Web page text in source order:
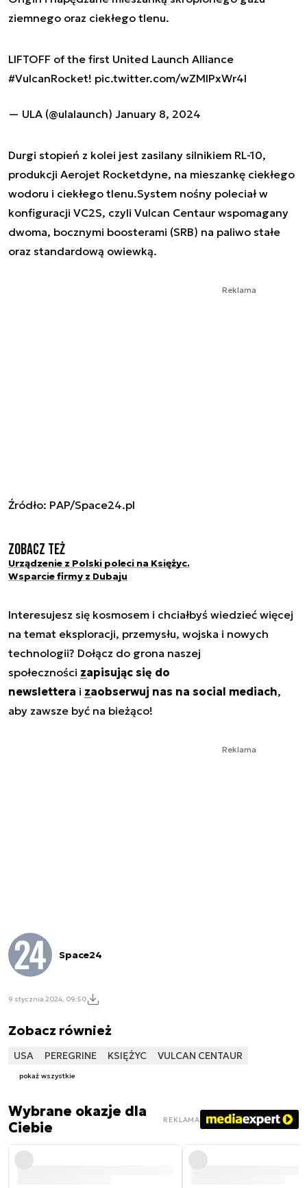
ziemnego oraz ciekłego tlenu.
LIFTOFF of the first United Launch Alliance
#VulcanRocket! pic.twitter.com/wZMlPxWr4l
— ULA (@ulalaunch) January 8, 2024
Durgi stopień z kolei jest zasilany silnikiem RL-10,
produkcji Aerojet Rocketdyne, na mieszankę ciekłego
wodoru i ciekłego tlenu.System nośny poleciał w
konfiguracji VC2S, czyli Vulcan Centaur wspomagany
dwoma, bocznymi boosterami (SRB) na paliwo stałe
oraz standardową owiewką.
Reklama
Źródło: PAP/Space24.pl
Zobacz też
Urządzenie z Polski poleci na Księżyc.
Wsparcie firmy z Dubaju
Interesujesz się kosmosem i chciałbyś wiedzieć więcej
na temat eksploracji, przemysłu, wojska i nowych
technologii? Dołącz do grona naszej
społeczności zapisując się do
newslettera i zaobserwuj nas na social mediach,
aby zawsze być na bieżąco!
Reklama
Space24
9 stycznia 2024, 09:50
Zobacz również
USA PEREGRINE KSIĘŻYC VULCAN CENTAUR
pokaż wszystkie
Wybrane okazje dla
Ciebie
REKLAMA